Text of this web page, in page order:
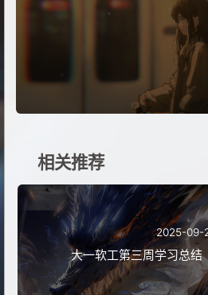
相关推荐
2025-09-
大一软工第三周学习总结